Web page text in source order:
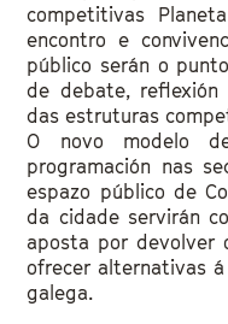
competitivas
encontro e
público serán o
de debate, reflexión
das estruturas
O novo modelo
programación nas
espazo público de
da cidade servirán
aposta por devolver
ofrecer alternativas
galega.